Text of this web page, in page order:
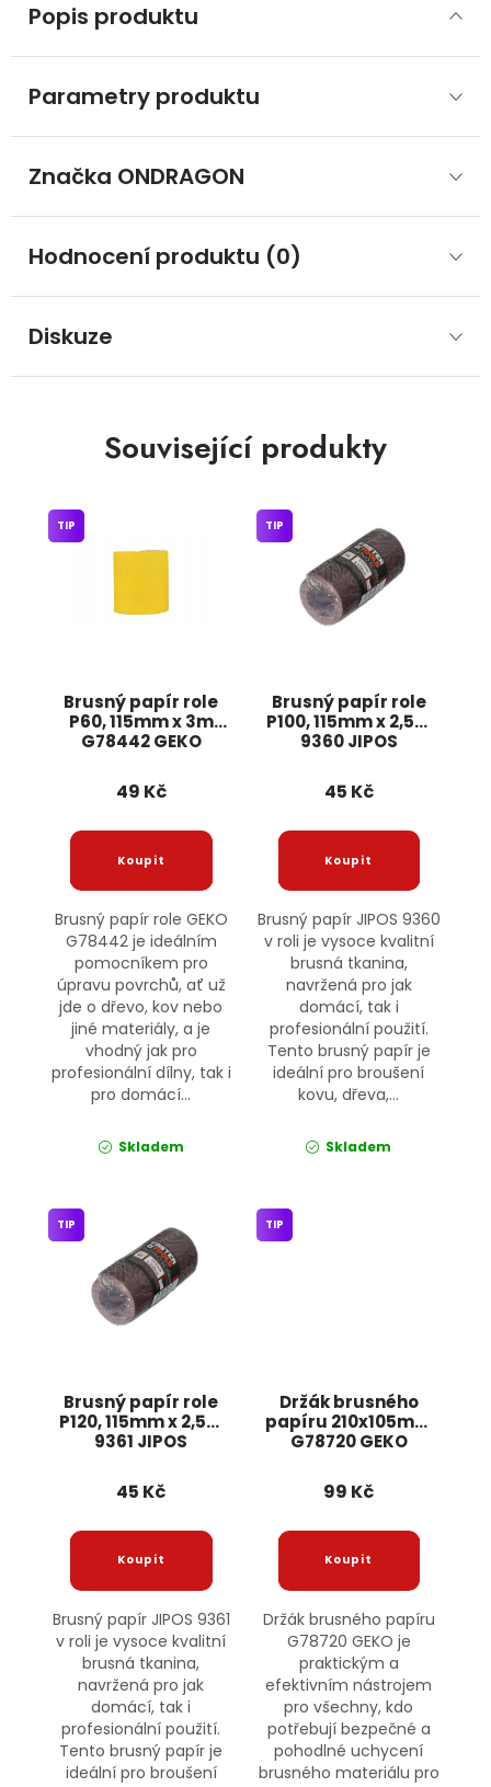
Popis produktu
Parametry produktu
Značka ONDRAGON
Hodnocení produktu (0)
Diskuze
Související produkty
Brusný papír role
P60, 115mm x 3m
G78442 GEKO
TIP
49 Kč
Brusný papír role GEKO
G78442 je ideálním
pomocníkem pro
úpravu povrchů, ať už
jde o dřevo, kov nebo
jiné materiály, a je
vhodný jak pro
profesionální dílny, tak i
pro domácí...
Skladem
Brusný papír role
P100, 115mm x 2,5m
9360 JIPOS
TIP
45 Kč
Brusný papír JIPOS 9360
v roli je vysoce kvalitní
brusná tkanina,
navržená pro jak
domácí, tak i
profesionální použití.
Tento brusný papír je
ideální pro broušení
kovu, dřeva,...
Skladem
Brusný papír role
P120, 115mm x 2,5m
9361 JIPOS
TIP
45 Kč
Brusný papír JIPOS 9361
v roli je vysoce kvalitní
brusná tkanina,
navržená pro jak
domácí, tak i
profesionální použití.
Tento brusný papír je
ideální pro broušení
Držák brusného
papíru 210x105mm
G78720 GEKO
TIP
99 Kč
Držák brusného papíru
G78720 GEKO je
praktickým a
efektivním nástrojem
pro všechny, kdo
potřebují bezpečné a
pohodlné uchycení
brusného materiálu pro